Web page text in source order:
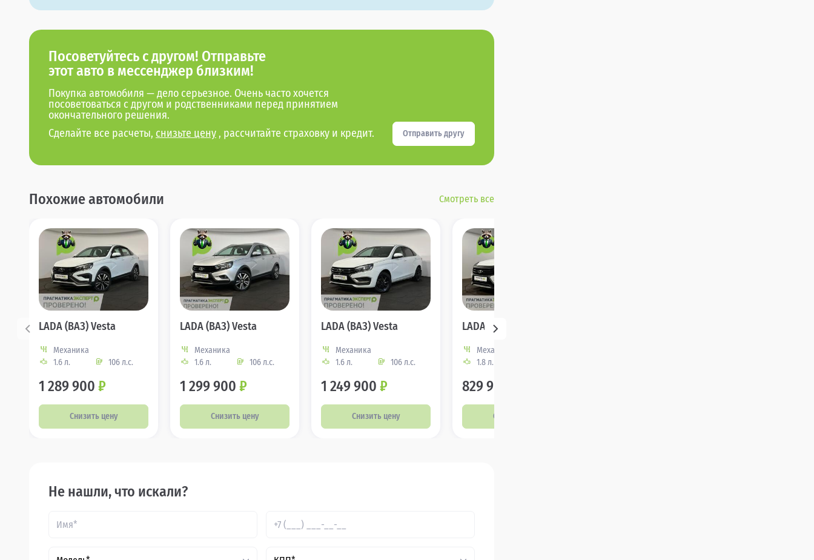
Посоветуйтесь с другом! Отправьте
этот авто в мессенджер близким!
Покупка автомобиля — дело серьезное. Очень часто хочется
посоветоваться с другом и родственниками перед принятием
окончательного решения.
Сделайте все расчеты, снизьте цену , рассчитайте страховку и кредит. Отправить другу
Похожие автомобили Смотреть все
LADA (ВАЗ) Vesta
Механика
1.6 л.
106 л.с.
1 289 900 ₽
Снизить цену
LADA (ВАЗ) Vesta
Механика
1.6 л.
106 л.с.
1 299 900 ₽
Снизить цену
LADA (ВАЗ) Vesta
Механика
1.6 л.
106 л.с.
1 249 900 ₽
Снизить цену
LADA (ВАЗ) Vesta
Механика
1.8 л.
829 900
Снизить цену
Не нашли, что искали?